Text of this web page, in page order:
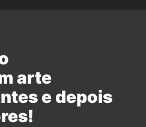
arte
e depois